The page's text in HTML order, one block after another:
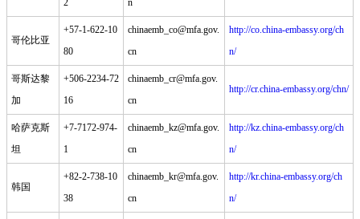
2
n
哥伦比亚
+57-1-622-10
80
chinaemb_co@mfa.gov.
cn
http://co.china-embassy.org/ch
n/
哥斯达黎
加
+506-2234-72
16
chinaemb_cr@mfa.gov.
cn
http://cr.china-embassy.org/chn/
哈萨克斯
坦
+7-7172-974-
1
chinaemb_kz@mfa.gov.
cn
http://kz.china-embassy.org/ch
n/
韩国
+82-2-738-10
38
chinaemb_kr@mfa.gov.
cn
http://kr.china-embassy.org/ch
n/